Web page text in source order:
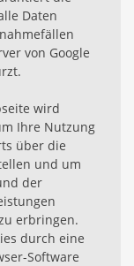
Daten
von Google
wird
Ihre Nutzung
über die
und um
der
erbringen.
durch eine
Software